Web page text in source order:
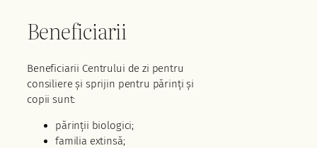
Beneficiarii
Beneficiarii Centrului de zi pentru
consiliere și sprijin pentru părinți și
copii sunt:
părinții biologici;
familia extinsă;